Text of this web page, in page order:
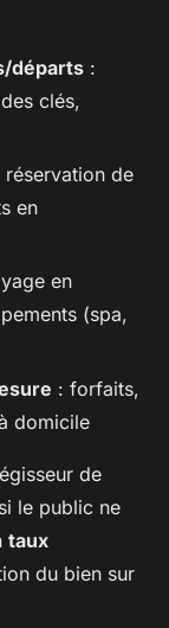
départs :
clés,
réservation de
en
en
(spa,
: forfaits,
domicile
de
le public ne
taux
du bien sur